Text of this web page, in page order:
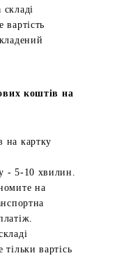
вартість
коштів на
на картку
- 5-10 хвилин.
на
вартісь